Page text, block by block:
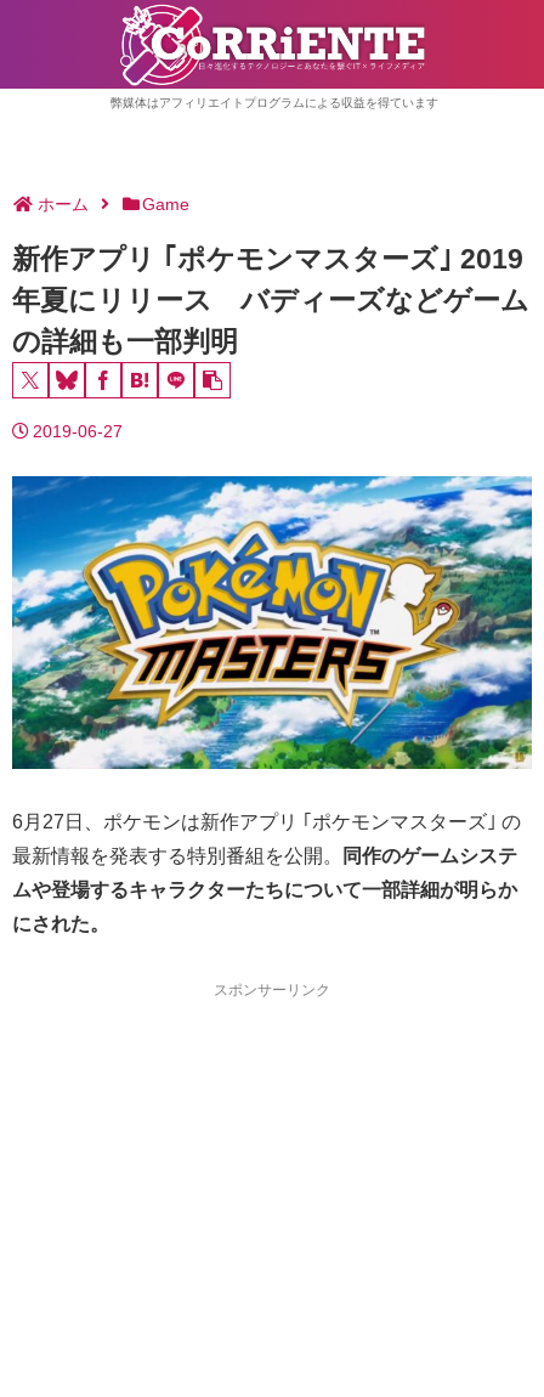
弊媒体はアフィリエイトプログラムによる収益を得ています
ホーム Game
新作アプリ ｢ポケモンマスターズ｣ 2019
年夏にリリース バディーズなどゲーム
の詳細も一部判明
2019-06-27
6月27日、ポケモンは新作アプリ ｢ポケモンマスターズ｣ の
最新情報を発表する特別番組を公開。
同作のゲームシステ
ムや登場するキャラクターたちについて一部詳細が明らか
にされた。
スポンサーリンク